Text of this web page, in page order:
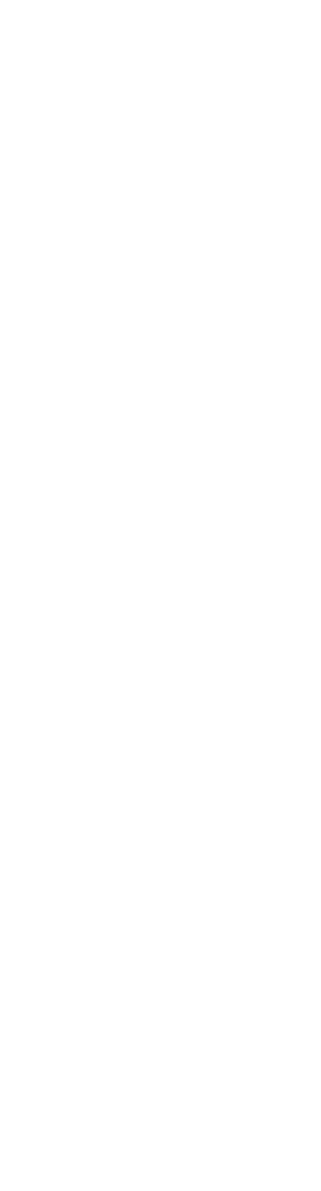
ফোন তারেক রহমানের,গ্যাস সঙ্কট
দিলেন সাচিং প্রু জেরী